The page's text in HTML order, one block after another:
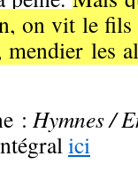
on vit le fils
mendier les
:Hymnes /
ici